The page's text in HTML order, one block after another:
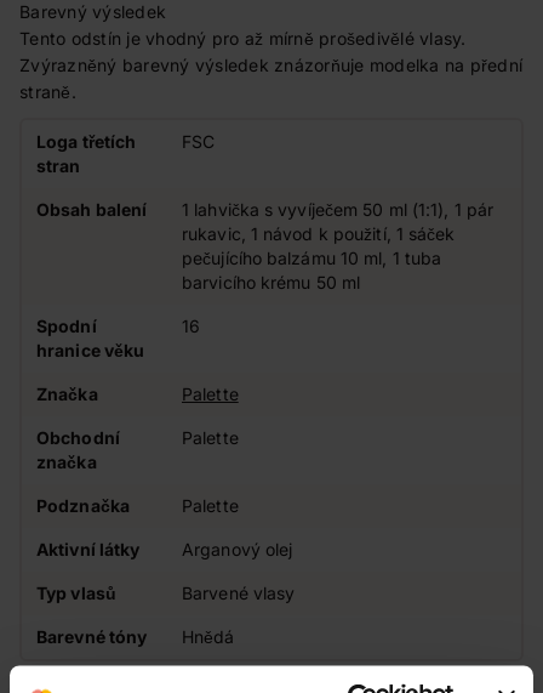
Barevný výsledek
Tento odstín je vhodný pro až mírně prošedivělé vlasy.
Zvýrazněný barevný výsledek znázorňuje modelka na přední
straně.
Loga třetích
stran
FSC
Obsah balení
1 lahvička s vyvíječem 50 ml (1:1), 1 pár
rukavic, 1 návod k použití, 1 sáček
pečujícího balzámu 10 ml, 1 tuba
barvicího krému 50 ml
Spodní
hranice věku
16
Značka Palette
Obchodní
značka
Palette
Podznačka Palette
Aktivní látky Arganový olej
Typ vlasů Barvené vlasy
Barevné tóny Hnědá